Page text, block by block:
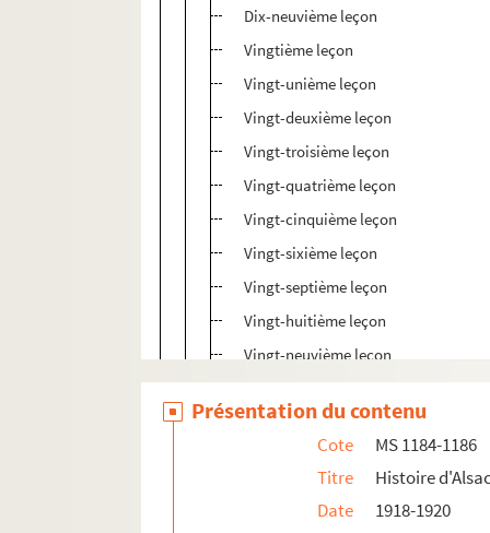
Dix-neuvième leçon
Vingtième leçon
Vingt-unième leçon
Vingt-deuxième leçon
Vingt-troisième leçon
Vingt-quatrième leçon
Vingt-cinquième leçon
Vingt-sixième leçon
Vingt-septième leçon
Vingt-huitième leçon
Vingt-neuvième leçon
Trentième leçon
Trente-unième leçon
Trente-deuxième leçon
Trente-troisième leçon
Trente-quatrième leçon
Présentation du contenu
Cote
MS 1184-1186
Titre
Histoire
Date
1918-1920